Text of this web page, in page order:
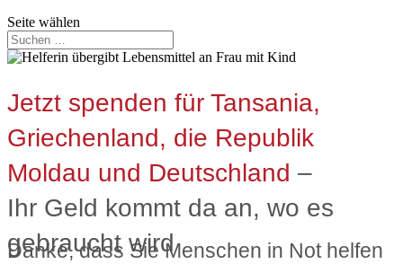
Seite wählen
Jetzt spenden für Tansania,
Griechenland, die Republik
Moldau und Deutschland –
Ihr Geld kommt da an, wo es
gebraucht wird
Danke, dass Sie Menschen in Not helfen